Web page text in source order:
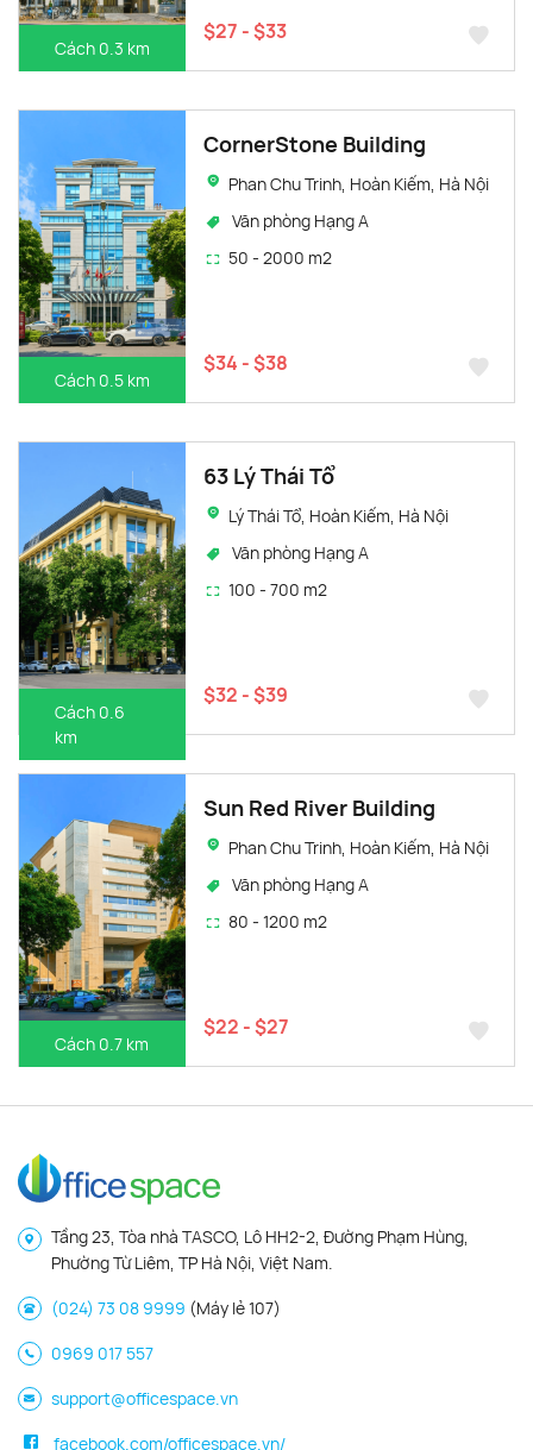
Cách 0.3 km
$27 - $33
Cách 0.5 km
CornerStone Building
Phan Chu Trinh, Hoàn Kiếm, Hà Nội
Văn phòng Hạng A
50 - 2000 m2
$34 - $38
Cách 0.6
km
63 Lý Thái Tổ
Lý Thái Tổ, Hoàn Kiếm, Hà Nội
Văn phòng Hạng A
100 - 700 m2
$32 - $39
Cách 0.7 km
Sun Red River Building
Phan Chu Trinh, Hoàn Kiếm, Hà Nội
Văn phòng Hạng A
80 - 1200 m2
$22 - $27
Tầng 23, Tòa nhà TASCO, Lô HH2-2, Đường Phạm Hùng,
Phường Từ Liêm, TP Hà Nội, Việt Nam.
(024) 73 08 9999 (Máy lẻ 107)
0969 017 557
support@officespace.vn
facebook.com/officespace.vn/